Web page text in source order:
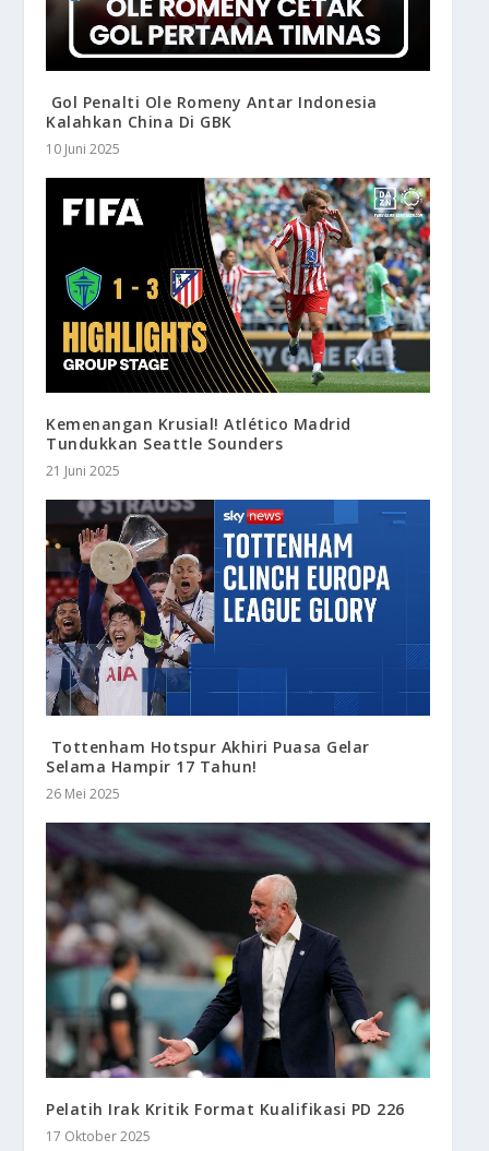
Gol Penalti Ole Romeny Antar Indonesia
Kalahkan China Di GBK
10 Juni 2025
Kemenangan Krusial! Atlético Madrid
Tundukkan Seattle Sounders
21 Juni 2025
Tottenham Hotspur Akhiri Puasa Gelar
Selama Hampir 17 Tahun!
26 Mei 2025
Pelatih Irak Kritik Format Kualifikasi PD 226
17 Oktober 2025